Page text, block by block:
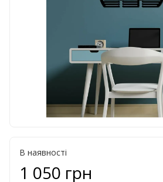
В наявності
1 050 грн